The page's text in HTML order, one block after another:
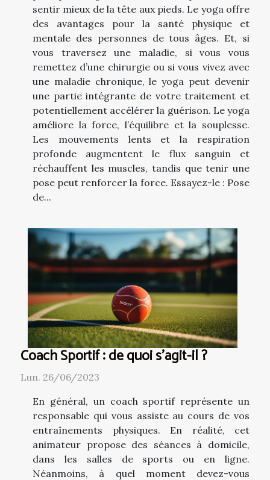
sentir mieux de la tête aux pieds. Le yoga offre
des avantages pour la santé physique et
mentale des personnes de tous âges. Et, si
vous traversez une maladie, si vous vous
remettez d’une chirurgie ou si vous vivez avec
une maladie chronique, le yoga peut devenir
une partie intégrante de votre traitement et
potentiellement accélérer la guérison. Le yoga
améliore la force, l’équilibre et la souplesse.
Les mouvements lents et la respiration
profonde augmentent le flux sanguin et
réchauffent les muscles, tandis que tenir une
pose peut renforcer la force. Essayez-le : Pose
de...
Coach Sportif : de quoi s’agit-il ?
Lun. 26/06/2023
En général, un coach sportif représente un
responsable qui vous assiste au cours de vos
entraînements physiques. En réalité, cet
animateur propose des séances à domicile,
dans les salles de sports ou en ligne.
Néanmoins, à quel moment devez-vous